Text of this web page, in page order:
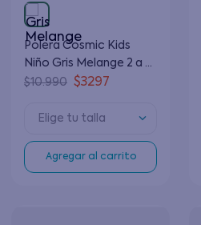
Polera Cosmic Kids
Niño Gris Melange 2 a 6
Años
$10.990 $3297
Elige tu talla
Agregar al carrito